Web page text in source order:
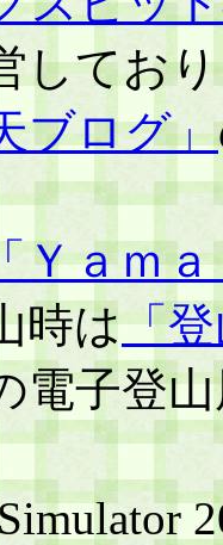
してお
ブログ」
Ｙａｍ
時は「
電子登